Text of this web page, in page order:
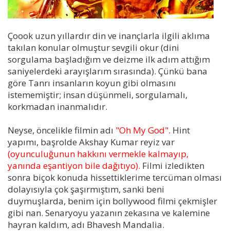
Çoook uzun yıllardır din ve inançlarla ilgili aklıma
takılan konular olmuştur sevgili okur (dini
sorgulama başladığım ve deizme ilk adım attığım
saniyelerdeki arayışlarım sırasında). Çünkü bana
göre Tanrı insanların koyun gibi olmasını
istememiştir; insan düşünmeli, sorgulamalı,
korkmadan inanmalıdır.
Neyse, öncelikle filmin adı "Oh My God". Hint
yapımı, başrolde Akshay Kumar reyiz var
(oyunculuğunun hakkını vermekle kalmayıp,
yanında eşantiyon bile dağıtıyo). Filmi izledikten
sonra biçok konuda hissettiklerime tercüman olması
dolayısıyla çok şaşırmıştım, sanki beni
duymuşlarda, benim için bollywood filmi çekmişler
gibi nan. Senaryoyu yazanın zekasına ve kalemine
hayran kaldım, adı Bhavesh Mandalia.